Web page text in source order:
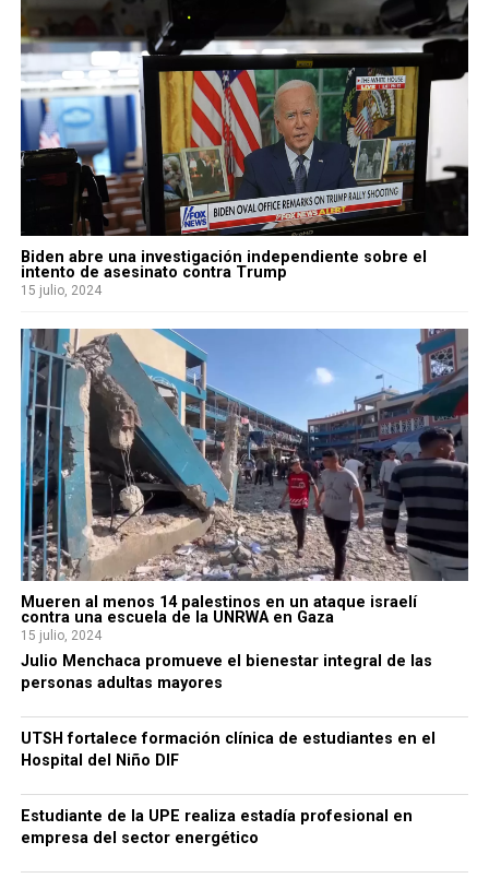
Biden abre una investigación independiente sobre el
intento de asesinato contra Trump
15 julio, 2024
Mueren al menos 14 palestinos en un ataque israelí
contra una escuela de la UNRWA en Gaza
15 julio, 2024
Julio Menchaca promueve el bienestar integral de las
personas adultas mayores
UTSH fortalece formación clínica de estudiantes en el
Hospital del Niño DIF
Estudiante de la UPE realiza estadía profesional en
empresa del sector energético